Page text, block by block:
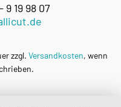
9 19 98 07
zzgl. Versandkosten, wenn